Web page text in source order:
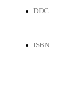
DDC
ISBN